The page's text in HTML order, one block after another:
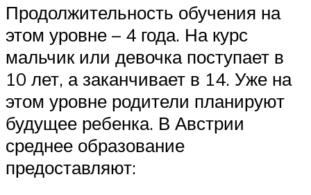
Продолжительность обучения на
этом уровне – 4 года. На курс
мальчик или девочка поступает в
10 лет, а заканчивает в 14. Уже на
этом уровне родители планируют
будущее ребенка. В Австрии
среднее образование
предоставляют: